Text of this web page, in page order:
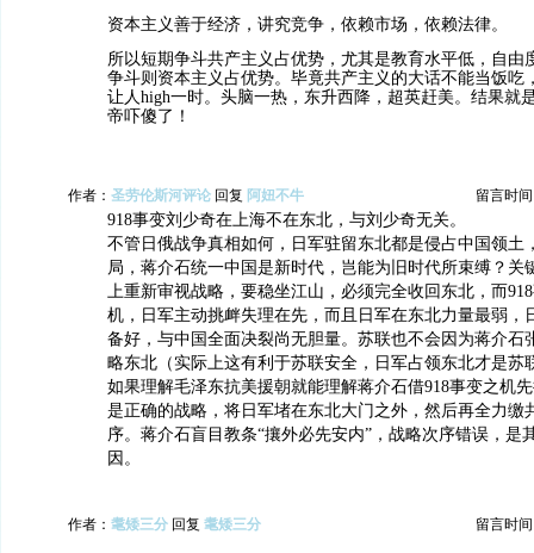
资本主义善于经济，讲究竞争，依赖市场，依赖法律。
所以短期争斗共产主义占优势，尤其是教育水平低，自由
争斗则资本主义占优势。毕竟共产主义的大话不能当饭吃
让人high一时。头脑一热，东升西降，超英赶美。结果就
帝吓傻了！
作者： 圣劳伦斯河评论 回复 阿妞不牛 留言时间
918事变刘少奇在上海不在东北，与刘少奇无关。
不管日俄战争真相如何，日军驻留东北都是侵占中国领土
局，蒋介石统一中国是新时代，岂能为旧时代所束缚？关
上重新审视战略，要稳坐江山，必须完全收回东北，而
机，日军主动挑衅失理在先，而且日军在东北力量最弱，
备好，与中国全面决裂尚无胆量。苏联也不会因为蒋介石
略东北（实际上这有利于苏联安全，日军占领东北才是苏
如果理解毛泽东抗美援朝就能理解蒋介石借918事变之机
是正确的战略，将日军堵在东北大门之外，然后再全力缴
序。蒋介石盲目教条“攘外必先安内”，战略次序错误，是
因。
作者： 耄矮三分 回复 耄矮三分 留言时间